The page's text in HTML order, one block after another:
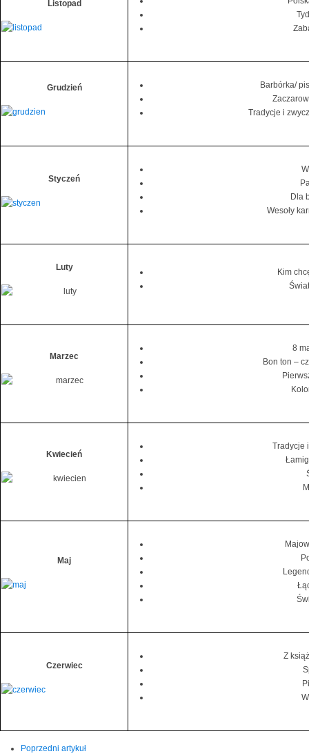
Listopad
Grudzień
Barbórka/
Tradycje i
Styczeń
Dla
Wesoły
Luty
Kim
Marzec
8
Bon ton –
Kwiecień
Tradycje
Maj
Czerwiec
Z
Poprzedni artykuł